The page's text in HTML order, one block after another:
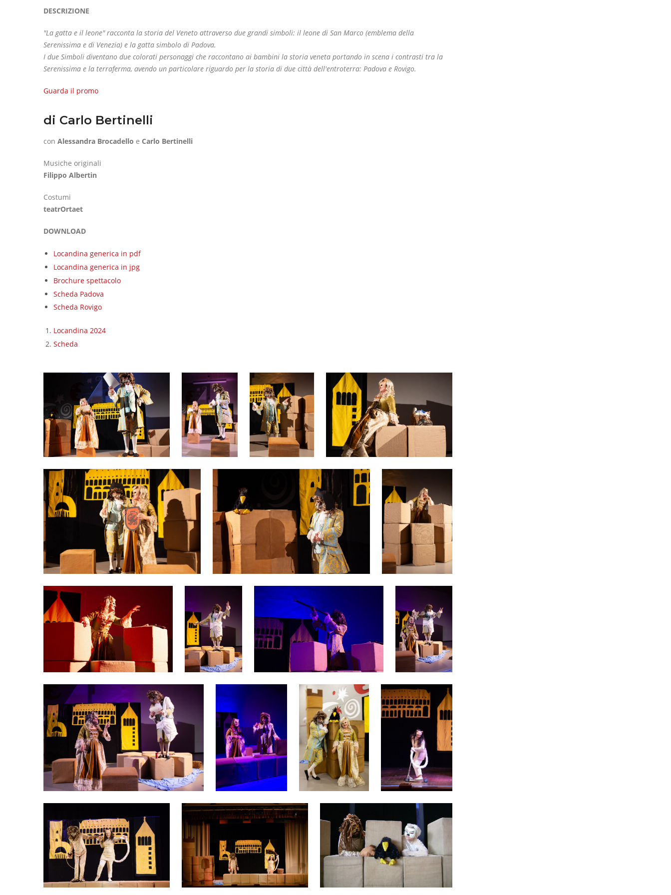
DESCRIZIONE
"La gatta e il leone" racconta la storia del Veneto attraverso due grandi simboli: il leone di San Marco (emblema della
Serenissima e di Venezia) e la gatta simbolo di Padova.
I due Simboli diventano due colorati personaggi che raccontano ai bambini la storia veneta portando in scena i contrasti tra la
Serenissima e la terraferma, avendo un particolare riguardo per la storia di due città dell'entroterra: Padova e Rovigo.
Guarda il promo
di Carlo Bertinelli
con Alessandra Brocadello e Carlo Bertinelli
Musiche originali
Filippo Albertin
Costumi
teatrOrtaet
DOWNLOAD
Locandina generica in pdf
Locandina generica in jpg
Brochure spettacolo
Scheda Padova
Scheda Rovigo
Locandina 2024
Scheda